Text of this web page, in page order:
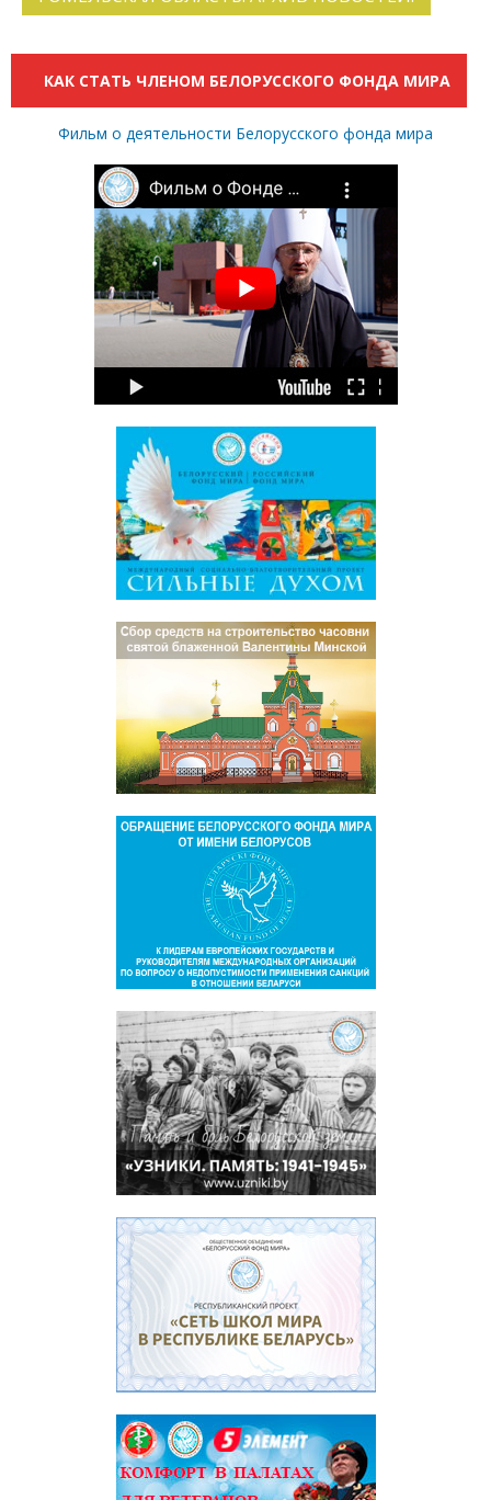
КАК СТАТЬ ЧЛЕНОМ БЕЛОРУССКОГО ФОНДА МИРА
Фильм о деятельности Белорусского фонда мира